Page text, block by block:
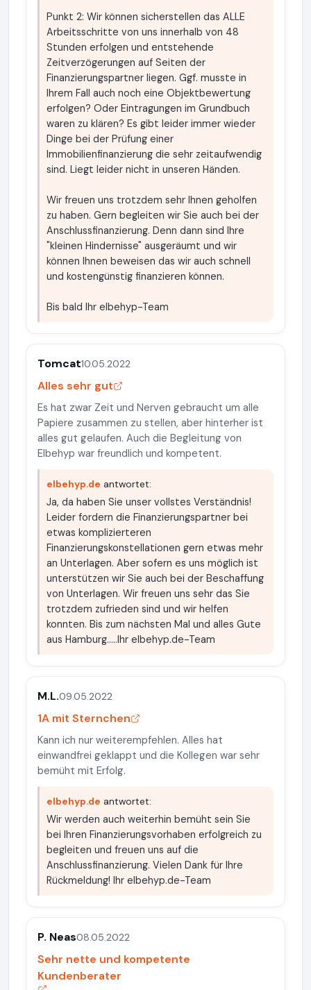
Punkt 2: Wir können sicherstellen das ALLE
Arbeitsschritte von uns innerhalb von 48
Stunden erfolgen und entstehende
Zeitverzögerungen auf Seiten der
Finanzierungspartner liegen. Ggf. musste in
Ihrem Fall auch noch eine Objektbewertung
erfolgen? Oder Eintragungen im Grundbuch
waren zu klären? Es gibt leider immer wieder
Dinge bei der Prüfung einer
Immobilienfinanzierung die sehr zeitaufwendig
sind. Liegt leider nicht in unseren Händen.
Wir freuen uns trotzdem sehr Ihnen geholfen
zu haben. Gern begleiten wir Sie auch bei der
Anschlussfinanzierung. Denn dann sind Ihre
"kleinen Hindernisse" ausgeräumt und wir
können Ihnen beweisen das wir auch schnell
und kostengünstig finanzieren können.
Bis bald Ihr elbehyp-Team
Tomcat10.05.2022
Alles sehr gut
Es hat zwar Zeit und Nerven gebraucht um alle
Papiere zusammen zu stellen, aber hinterher ist
alles gut gelaufen. Auch die Begleitung von
Elbehyp war freundlich und kompetent.
elbehyp.de antwortet:
Ja, da haben Sie unser vollstes Verständnis!
Leider fordern die Finanzierungspartner bei
etwas komplizierteren
Finanzierungskonstellationen gern etwas mehr
an Unterlagen. Aber sofern es uns möglich ist
unterstützen wir Sie auch bei der Beschaffung
von Unterlagen. Wir freuen uns sehr das Sie
trotzdem zufrieden sind und wir helfen
konnten. Bis zum nächsten Mal und alles Gute
aus Hamburg.....Ihr elbehyp.de-Team
M.L.09.05.2022
1A mit Sternchen
Kann ich nur weiterempfehlen. Alles hat
einwandfrei geklappt und die Kollegen war sehr
bemüht mit Erfolg.
elbehyp.de antwortet:
Wir werden auch weiterhin bemüht sein Sie
bei Ihren Finanzierungsvorhaben erfolgreich zu
begleiten und freuen uns auf die
Anschlussfinanzierung. Vielen Dank für Ihre
Rückmeldung! Ihr elbehyp.de-Team
P. Neas08.05.2022
Sehr nette und kompetente
Kundenberater